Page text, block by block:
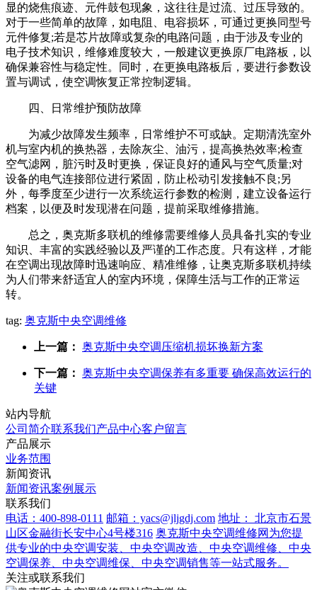
显的烧焦痕迹、元件鼓包现象，这往往是过流、过压导致的。
对于一些简单的故障，如电阻、电容损坏，可通过更换同型号
元件修复;若是芯片故障或复杂的电路问题，由于涉及专业的
电子技术知识，维修难度较大，一般建议更换原厂电路板，以
确保兼容性与稳定性。同时，在更换电路板后，要进行参数设
置与调试，使空调恢复正常控制逻辑。
四、日常维护预防故障
为减少故障发生频率，日常维护不可或缺。定期清洗室外
机与室内机的换热器，去除灰尘、油污，提高换热效率;检查
空气滤网，脏污时及时更换，保证良好的通风与空气质量;对
设备的电气连接部位进行紧固，防止松动引发接触不良;另
外，每季度至少进行一次系统运行参数的检测，建立设备运行
档案，以便及时发现潜在问题，提前采取维修措施。
总之，奥克斯多联机的维修需要维修人员具备扎实的专业
知识、丰富的实践经验以及严谨的工作态度。只有这样，才能
在空调出现故障时迅速响应、精准维修，让奥克斯多联机持续
为人们带来舒适宜人的室内环境，保障生活与工作的正常运
转。
tag: 奥克斯中央空调维修
上一篇： 奥克斯中央空调压缩机损坏换新方案
下一篇： 奥克斯中央空调保养有多重要 确保高效运行的
关键
站内导航
公司简介联系我们产品中心客户留言
产品展示
业务范围
新闻资讯
新闻资讯案例展示
联系我们
电话：400-898-0111 邮箱：yacs@jljgdj.com 地址： 北京市石景
山区金融街长安中心4号楼316 奥克斯中央空调维修网为您提
供专业的中央空调安装、中央空调改造、中央空调维修、中央
空调保养、中央空调维保、中央空调销售等一站式服务。
关注或联系我们